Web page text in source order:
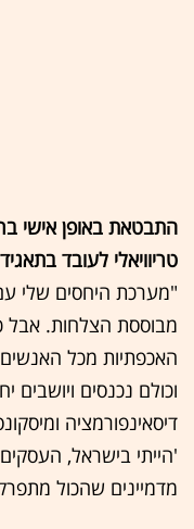
התבטאת באופן אישי
טריוויאלי לעובד
"מערכת היחסים שלי
מבוססת הצלחות. אבל
האכפתיות מכל
וכולם נכנסים
דיסאינפורמציה
'הייתי בישראל,
מדמיינים שהכול